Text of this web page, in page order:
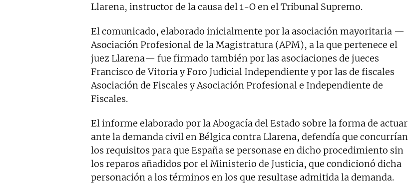
Llarena, instructor de la causa del 1-O en el Tribunal Supremo.
El comunicado, elaborado inicialmente por la asociación mayoritaria —
Asociación Profesional de la Magistratura (APM), a la que pertenece el
juez Llarena— fue firmado también por las asociaciones de jueces
Francisco de Vitoria y Foro Judicial Independiente y por las de fiscales
Asociación de Fiscales y Asociación Profesional e Independiente de
Fiscales.
El informe elaborado por la Abogacía del Estado sobre la forma de actuar
ante la demanda civil en Bélgica contra Llarena, defendía que concurrían
los requisitos para que España se personase en dicho procedimiento sin
los reparos añadidos por el Ministerio de Justicia, que condicionó dicha
personación a los términos en los que resultase admitida la demanda.